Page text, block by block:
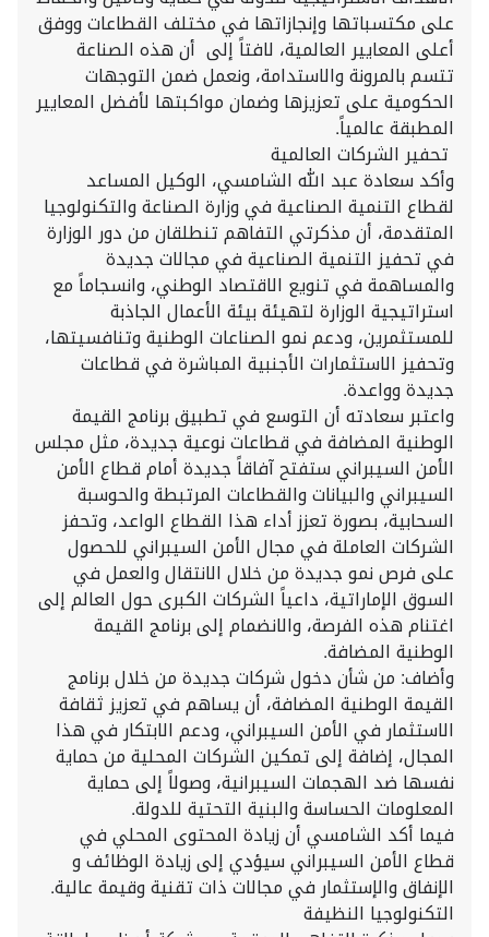
على مكتسباتها وإنجازاتها في مختلف القطاعات ووفق
أعلى المعايير العالمية، لافتاً إلى أن هذه الصناعة
تتسم بالمرونة والاستدامة، ونعمل ضمن التوجهات
الحكومية على تعزيزها وضمان مواكبتها لأفضل المعايير
المطبقة عالمياً.
تحفير الشركات العالمية
وأكد سعادة عبد الله الشامسي، الوكيل المساعد
لقطاع التنمية الصناعية في وزارة الصناعة والتكنولوجيا
المتقدمة، أن مذكرتي التفاهم تنطلقان من دور الوزارة
في تحفيز التنمية الصناعية في مجالات جديدة
والمساهمة في تنويع الاقتصاد الوطني، وانسجاماً مع
استراتيجية الوزارة لتهيئة بيئة الأعمال الجاذبة
للمستثمرين، ودعم نمو الصناعات الوطنية وتنافسيتها،
وتحفيز الاستثمارات الأجنبية المباشرة في قطاعات
جديدة وواعدة.
واعتبر سعادته أن التوسع في تطبيق برنامج القيمة
الوطنية المضافة في قطاعات نوعية جديدة، مثل مجلس
الأمن السيبراني ستفتح آفاقاً جديدة أمام قطاع الأمن
السيبراني والبيانات والقطاعات المرتبطة والحوسبة
السحابية، بصورة تعزز أداء هذا القطاع الواعد، وتحفز
الشركات العاملة في مجال الأمن السيبراني للحصول
على فرص نمو جديدة من خلال الانتقال والعمل في
السوق الإماراتية، داعياً الشركات الكبرى حول العالم إلى
اغتنام هذه الفرصة، والانضمام إلى برنامج القيمة
الوطنية المضافة.
وأضاف: من شأن دخول شركات جديدة من خلال برنامج
القيمة الوطنية المضافة، أن يساهم في تعزيز ثقافة
الاستثمار في الأمن السيبراني، ودعم الابتكار في هذا
المجال، إضافة إلى تمكين الشركات المحلية من حماية
نفسها ضد الهجمات السيبرانية، وصولاً إلى حماية
المعلومات الحساسة والبنية التحتية للدولة.
فيما أكد الشامسي أن زيادة المحتوى المحلي في
قطاع الأمن السيبراني سيؤدي إلى زيادة الوظائف و
الإنفاق والإستثمار في مجالات ذات تقنية وقيمة عالية.
التكنولوجيا النظيفة